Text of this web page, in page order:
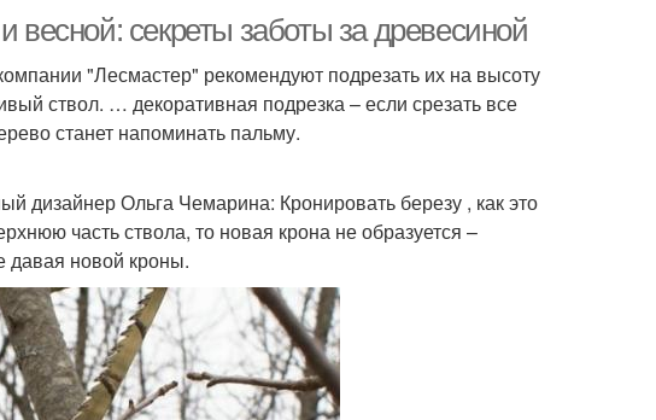
секреты заботы за древесиной
"Лесмастер" рекомендуют подрезать их на высоту
ствол. … декоративная подрезка – если срезать все
станет напоминать пальму.
дизайнер Ольга Чемарина: Кронировать березу , как это
часть ствола, то новая крона не образуется –
давая новой кроны.